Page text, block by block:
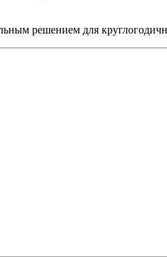
решением для